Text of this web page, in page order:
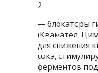
2
— блокаторы
(Квамател,
для снижения
сока,
ферментов